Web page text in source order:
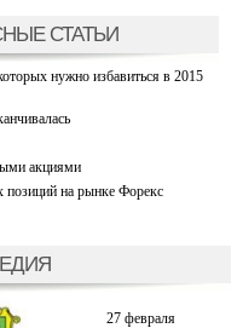
СТАТЬИ
нужно избавиться в 2015
акциями
на рынке Форекс
27 февраля